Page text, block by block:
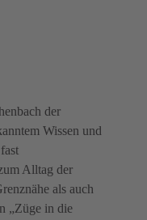
der
Wissen und
Alltag der
als auch
„Züge in die